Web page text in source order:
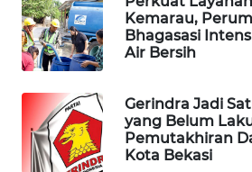
Kemarau,
Bhagasasi
Air Bersih
Gerindra Jadi
yang Belum
Pemutakhiran
Kota Bekasi
CILEUNGSI
NEWS
BERKAT
NEWS